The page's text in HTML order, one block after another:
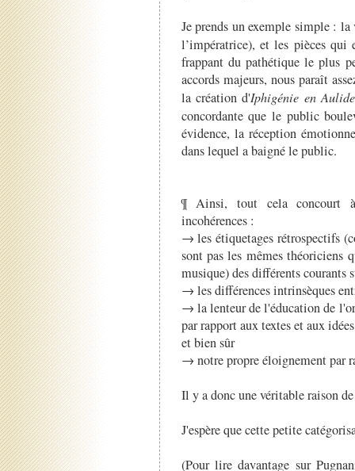
Je prends un exemple simple :
l’impératrice), et les pièces qui
frappant du pathétique le plus
accords majeurs, nous paraît
la création d'Iphigénie en Aulide
concordante que le public
évidence, la réception
dans lequel a baigné le public.
¶ Ainsi, tout cela concourt à
incohérences :
→ les étiquetages rétrospectifs
sont pas les mêmes
musique) des différents courants
→ les différences intrinsèques
→ la lenteur de l'éducation de
par rapport aux textes et aux
et bien sûr
→ notre propre éloignement par
Il y a donc une véritable raison
J'espère que cette petite
(Pour lire davantage sur